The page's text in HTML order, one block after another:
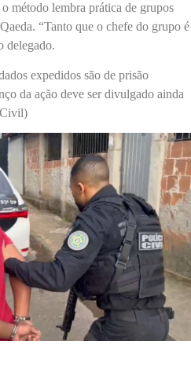
método lembra prática de grupos
“Tanto que o chefe do grupo é
delegado.
expedidos são de prisão
da ação deve ser divulgado ainda
Civil)